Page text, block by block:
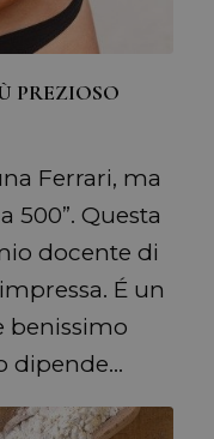
PREZIOSO
Ferrari, ma
500”. Questa
docente di
É un
benissimo
dipende…